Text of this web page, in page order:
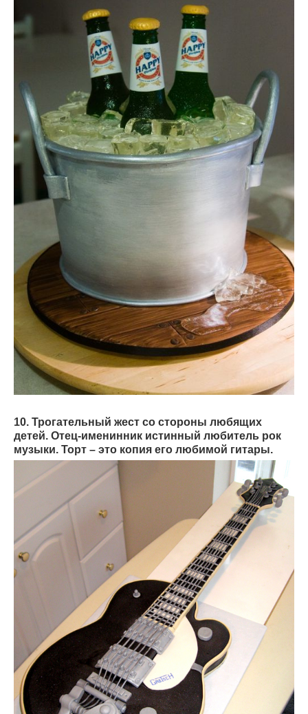
10. Трогательный жест со стороны любящих
детей. Отец-именинник истинный любитель рок
музыки. Торт – это копия его любимой гитары.